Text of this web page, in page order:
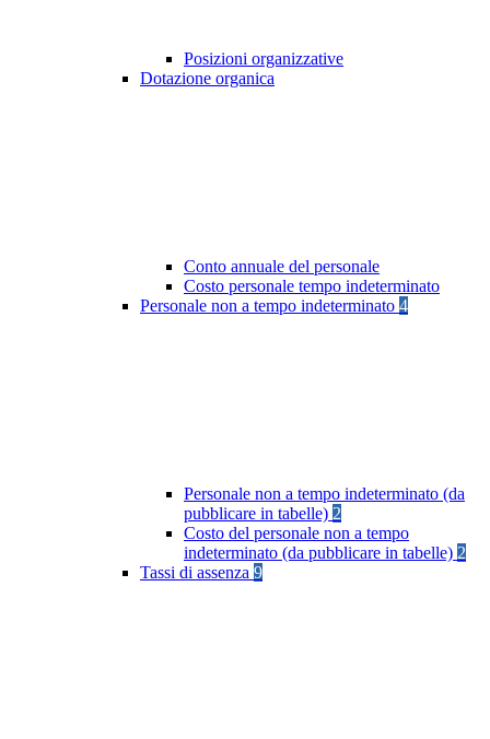
Posizioni organizzative
Dotazione organica
Conto annuale del personale
Costo personale tempo indeterminato
Personale non a tempo indeterminato 4
Personale non a tempo indeterminato (da
pubblicare in tabelle) 2
Costo del personale non a tempo
indeterminato (da pubblicare in tabelle) 2
Tassi di assenza 9